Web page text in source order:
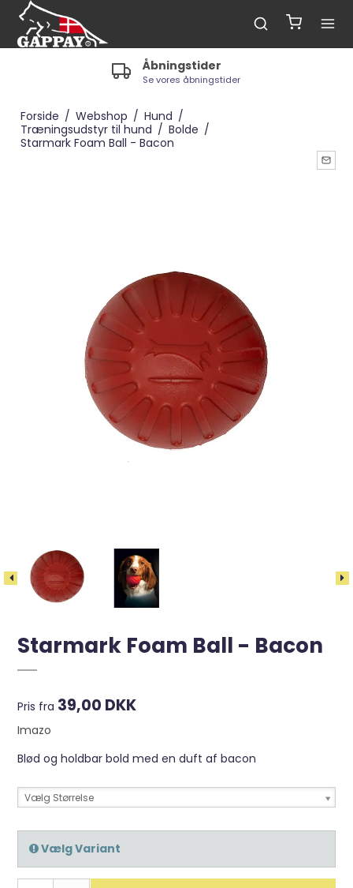
Åbningstider
Se vores åbningstider
Forside / Webshop / Hund /
Træningsudstyr til hund / Bolde /
Starmark Foam Ball - Bacon
Starmark Foam Ball - Bacon
Pris fra 39,00 DKK
Imazo
Blød og holdbar bold med en duft af bacon
Vælg Størrelse
Vælg Variant